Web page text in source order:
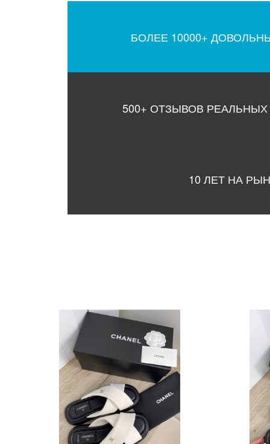
БОЛЕЕ 10000+
500+ ОТЗЫВОВ
10 ЛЕТ НА